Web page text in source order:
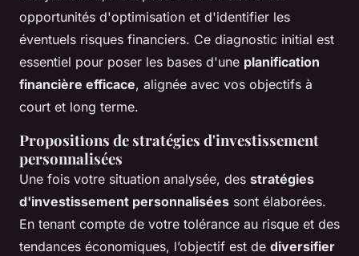
opportunités d'optimisation et d'identifier les
éventuels risques financiers. Ce diagnostic initial est
essentiel pour poser les bases d'une planification
financière efficace, alignée avec vos objectifs à
court et long terme.
Propositions de stratégies d'investissement
personnalisées
Une fois votre situation analysée, des stratégies
d'investissement personnalisées sont élaborées.
En tenant compte de votre tolérance au risque et des
tendances économiques, l’objectif est de diversifier